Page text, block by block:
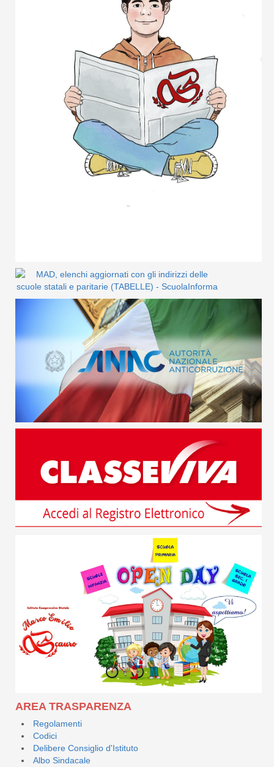
AREA TRASPARENZA
Regolamenti
Codici
Delibere Consiglio d'Istituto
Albo Sindacale